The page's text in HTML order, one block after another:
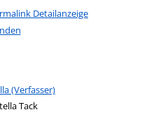
Detailanzeige
diesem Verfasser
(Verfasser)
Tack